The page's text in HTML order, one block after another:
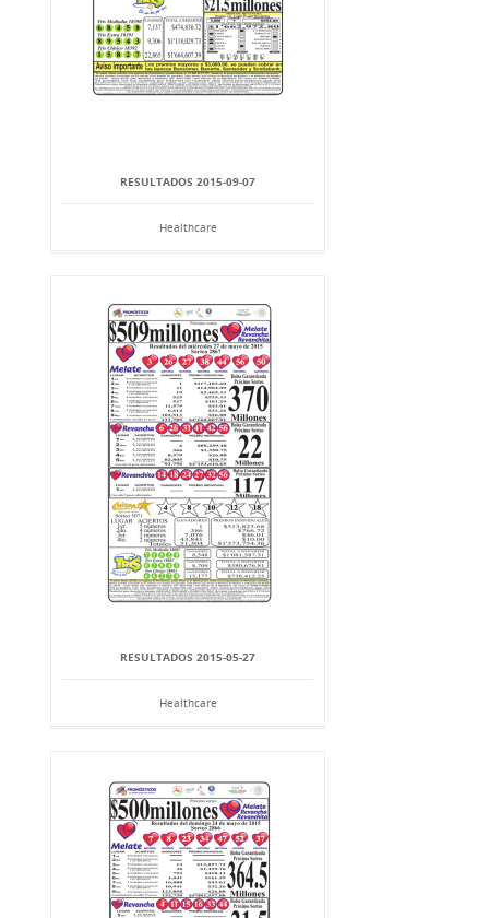
RESULTADOS 2015-09-07
Healthcare
RESULTADOS 2015-05-27
Healthcare